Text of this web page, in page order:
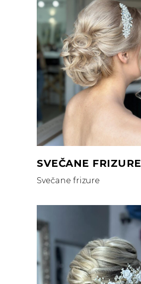
SVEČANE FRIZURE
Svečane frizure